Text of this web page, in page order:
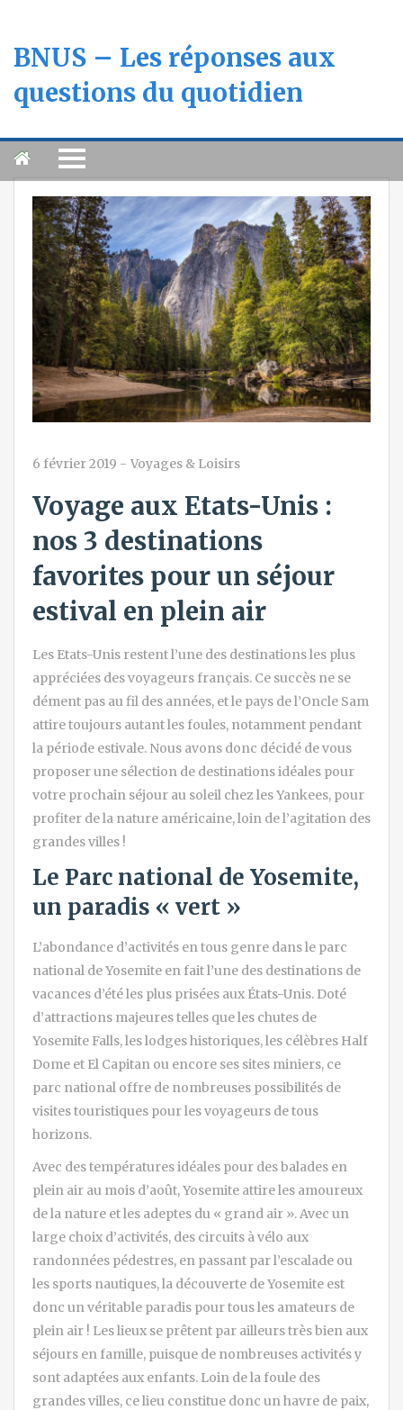
BNUS – Les réponses aux
questions du quotidien
6 février 2019 - Voyages & Loisirs
Voyage aux Etats-Unis :
nos 3 destinations
favorites pour un séjour
estival en plein air
Les Etats-Unis restent l’une des destinations les plus
appréciées des voyageurs français. Ce succès ne se
dément pas au fil des années, et le pays de l’Oncle Sam
attire toujours autant les foules, notamment pendant
la période estivale. Nous avons donc décidé de vous
proposer une sélection de destinations idéales pour
votre prochain séjour au soleil chez les Yankees, pour
profiter de la nature américaine, loin de l’agitation des
grandes villes !
Le Parc national de Yosemite,
un paradis « vert »
L’abondance d’activités en tous genre dans le parc
national de Yosemite en fait l’une des destinations de
vacances d’été les plus prisées aux États-Unis. Doté
d’attractions majeures telles que les chutes de
Yosemite Falls, les lodges historiques, les célèbres Half
Dome et El Capitan ou encore ses sites miniers, ce
parc national offre de nombreuses possibilités de
visites touristiques pour les voyageurs de tous
horizons.
Avec des températures idéales pour des balades en
plein air au mois d’août, Yosemite attire les amoureux
de la nature et les adeptes du « grand air ». Avec un
large choix d’activités, des circuits à vélo aux
randonnées pédestres, en passant par l’escalade ou
les sports nautiques, la découverte de Yosemite est
donc un véritable paradis pour tous les amateurs de
plein air ! Les lieux se prêtent par ailleurs très bien aux
séjours en famille, puisque de nombreuses activités y
sont adaptées aux enfants. Loin de la foule des
grandes villes, ce lieu constitue donc un havre de paix,